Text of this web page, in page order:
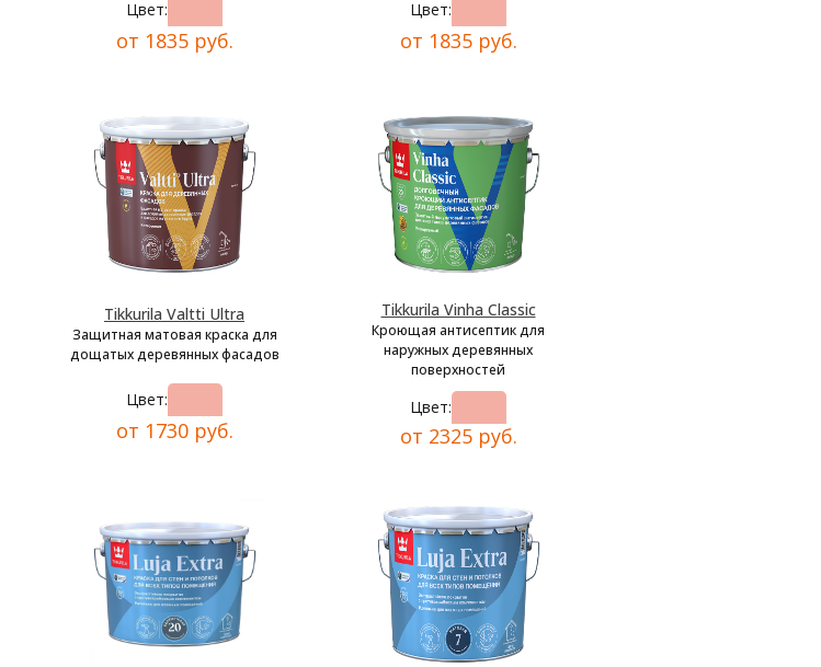
Цвет:
от 1835 руб.
Цвет:
от 1835 руб.
Tikkurila Valtti Ultra
Защитная матовая краска для
дощатых деревянных фасадов
Цвет:
от 1730 руб.
Tikkurila Vinha Classic
Кроющая антисептик для
наружных деревянных
поверхностей
Цвет:
от 2325 руб.